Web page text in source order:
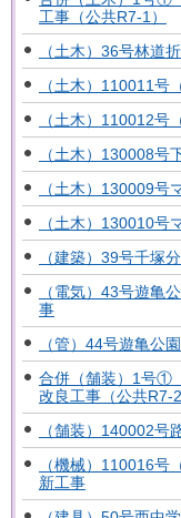
工事（公共R7-1）
（土木）36号林道
（土木）110011号
（土木）110012号
（土木）130008号
（土木）130009号
（土木）130010号
（建築）39号千塚
（電気）43号遊亀
事
（管）44号遊亀公
合併（舗装）1号①
改良工事（公共R7-2
（舗装）140002号
（機械）110016号
新工事